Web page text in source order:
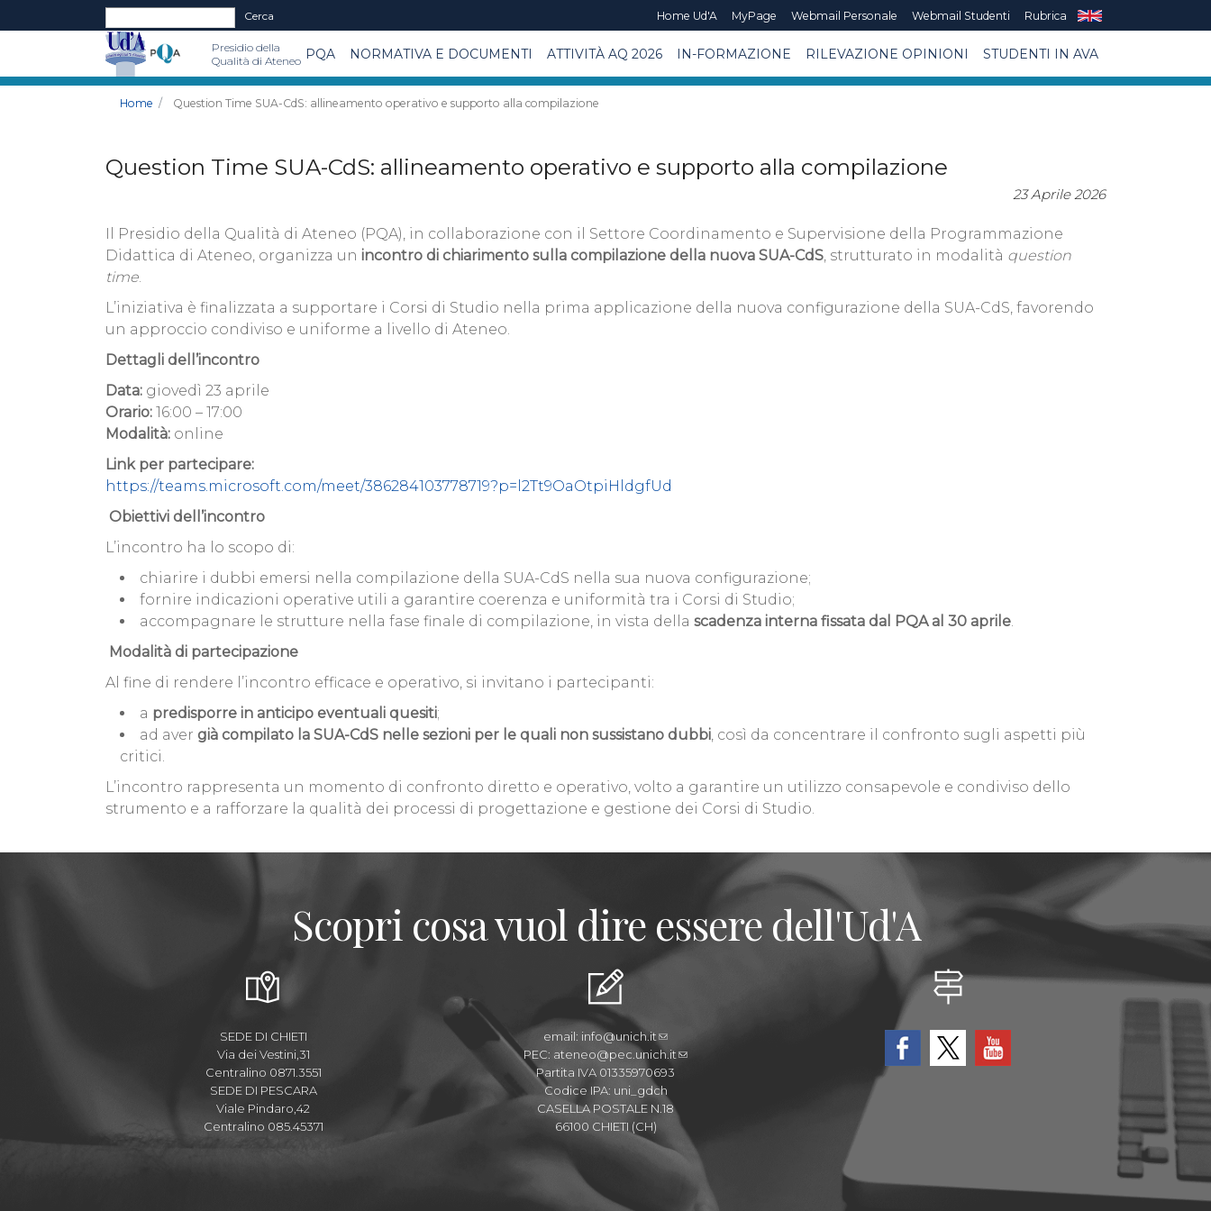
Form di ricerca
Cerca Home Ud'A MyPage Webmail Personale Webmail Studenti Rubrica
Presidio della
Qualità di Ateneo PQA NORMATIVA E DOCUMENTI ATTIVITÀ AQ 2026 IN-FORMAZIONE RILEVAZIONE OPINIONI STUDENTI IN AVA
Home Question Time SUA-CdS: allineamento operativo e supporto alla compilazione
Question Time SUA-CdS: allineamento operativo e supporto alla compilazione
23 Aprile 2026
Il Presidio della Qualità di Ateneo (PQA), in collaborazione con il Settore Coordinamento e Supervisione della Programmazione
Didattica di Ateneo, organizza un incontro di chiarimento sulla compilazione della nuova SUA-CdS, strutturato in modalità question
time.
L’iniziativa è finalizzata a supportare i Corsi di Studio nella prima applicazione della nuova configurazione della SUA-CdS, favorendo
un approccio condiviso e uniforme a livello di Ateneo.
Dettagli dell’incontro
Data: giovedì 23 aprile
Orario: 16:00 – 17:00
Modalità: online
Link per partecipare:
https://teams.microsoft.com/meet/386284103778719?p=l2Tt9OaOtpiHldgfUd
Obiettivi dell’incontro
L’incontro ha lo scopo di:
chiarire i dubbi emersi nella compilazione della SUA-CdS nella sua nuova configurazione;
fornire indicazioni operative utili a garantire coerenza e uniformità tra i Corsi di Studio;
accompagnare le strutture nella fase finale di compilazione, in vista della scadenza interna fissata dal PQA al 30 aprile.
Modalità di partecipazione
Al fine di rendere l’incontro efficace e operativo, si invitano i partecipanti:
a predisporre in anticipo eventuali quesiti;
ad aver già compilato la SUA-CdS nelle sezioni per le quali non sussistano dubbi, così da concentrare il confronto sugli aspetti più
critici.
L’incontro rappresenta un momento di confronto diretto e operativo, volto a garantire un utilizzo consapevole e condiviso dello
strumento e a rafforzare la qualità dei processi di progettazione e gestione dei Corsi di Studio.
Scopri cosa vuol dire essere dell'Ud'A
SEDE DI CHIETI
Via dei Vestini,31
Centralino 0871.3551
SEDE DI PESCARA
Viale Pindaro,42
Centralino 085.45371
email: info@unich.it
PEC: ateneo@pec.unich.it
Partita IVA 01335970693
Codice IPA: uni_gdch
CASELLA POSTALE N.18
66100 CHIETI (CH)